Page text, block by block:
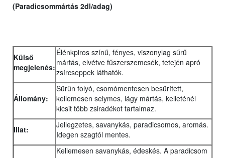
(Paradicsommártás 2dl/adag)
Külső
megjelenés:
Élénkpiros színű, fényes, viszonylag sűrű
mártás, elvétve fűszerszemcsék, tetején apró
zsírcseppek láthatók.
Állomány:
Sűrűn folyó, csomómentesen besűrített,
kellemesen selymes, lágy mártás, kelleténél
kicsit több zsiradékot tartalmaz.
Illat:
Jellegzetes, savanykás, paradicsomos, aromás.
Idegen szagtól mentes.
Kellemesen savanykás, édeskés. A paradicsom